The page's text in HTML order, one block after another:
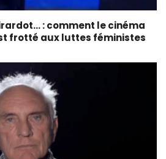
: comment le cinéma
frotté aux luttes féministes